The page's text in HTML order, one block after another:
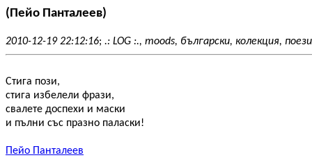
(Пейо Панталеев)
2010-12-19 22:12:16; .: LOG :., moods, български, колекция,
Стига пози,
стига избелели фрази,
свалете доспехи и маски
и пълни със празно паласки!
Пейо Панталеев